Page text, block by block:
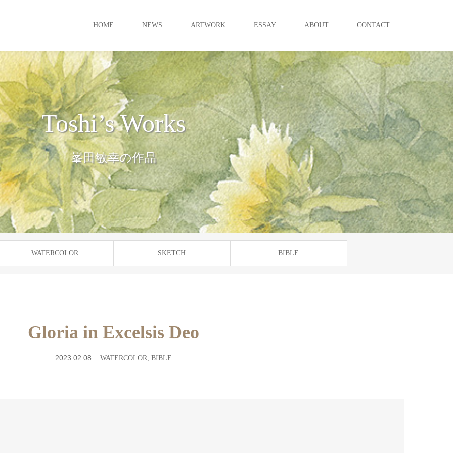
HOME NEWS ARTWORK ESSAY ABOUT CONTACT
Toshi’s Works
峯田敏幸の作品
WATERCOLOR SKETCH BIBLE
Gloria in Excelsis Deo
2023.02.08 WATERCOLOR BIBLE